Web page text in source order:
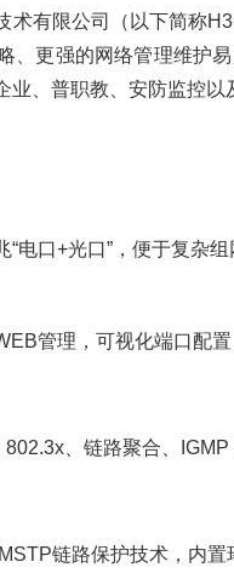
术有限公司（以下简称
、更强的网络管理维护
、普职教、安防监控以
“电口+光口”，便于复杂
管理，可视化端口配置
、链路聚合、
链路保护技术，内置